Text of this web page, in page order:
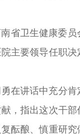
省卫生健康委
主要领导任职
在讲话中充分肯
，指出这次干部
酝酿、慎重研